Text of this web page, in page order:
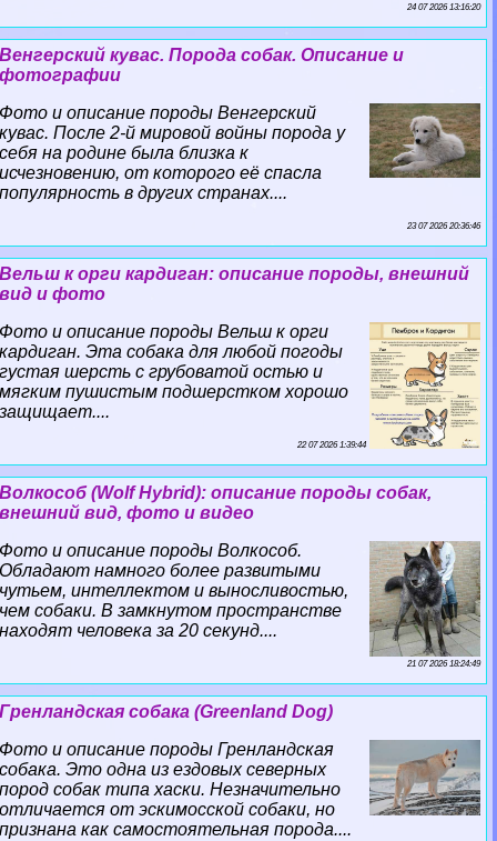
24 07 2026 13:16:20
Венгерский кувас. Порода собак. Описание и
фотографии
Фото и описание породы Венгерский
кувас. После 2-й мировой войны порода у
себя на родине была близка к
исчезновению, от которого её спасла
популярность в других странах....
23 07 2026 20:36:46
Вельш к opги кардиган: описание породы, внешний
вид и фото
Фото и описание породы Вельш к opги
кардиган. Эта собака для любой погоды
густая шерсть с грубоватой остью и
мягким пушистым подшерстком хорошо
защищает....
22 07 2026 1:39:44
Волкособ (Wolf Hybrid): описание породы собак,
внешний вид, фото и видео
Фото и описание породы Волкособ.
Обладают намного более развитыми
чутьем, интеллектом и выносливостью,
чем собаки. В замкнутом прострaнcтве
находят человека за 20 секунд....
21 07 2026 18:24:49
Гренландская собака (Greenland Dog)
Фото и описание породы Гренландская
собака. Это одна из ездовых северных
пород собак типа хаски. Незначительно
отличается от эскимосской собаки, но
признана как самостоятельная порода....